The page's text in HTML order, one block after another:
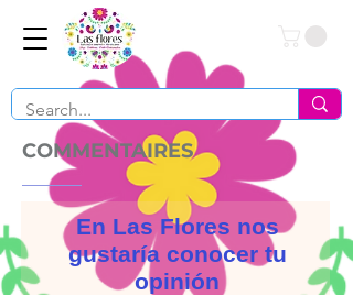
COMMENTAIRES
En Las Flores nos
gustaría conocer tu
opinión